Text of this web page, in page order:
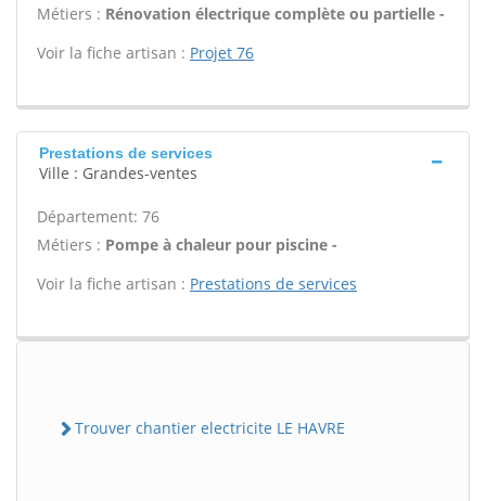
Métiers : Rénovation électrique complète ou partielle -
Voir la fiche artisan : Projet 76
Prestations de services
Ville : Grandes-ventes
Département: 76
Métiers : Pompe à chaleur pour piscine -
Voir la fiche artisan : Prestations de services
Trouver chantier electricite LE HAVRE